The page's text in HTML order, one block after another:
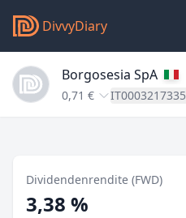
DivvyDiary
Borgosesia SpA
0,71 € IT0003217335
Dividendenrendite (FWD)
3,38 %